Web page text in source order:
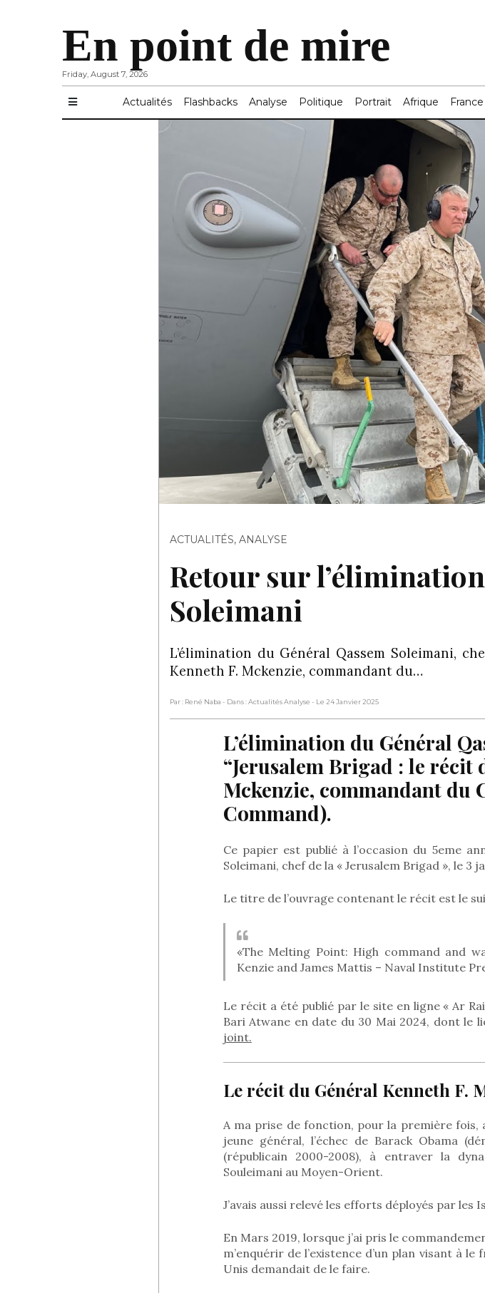
Friday, August 7, 2026
En point de mire
Actualités Flashbacks Analyse Politique Portrait Afrique France
ACTUALITÉS, ANALYSE
Retour sur
Soleimani
L’élimination du Général Qassem Soleimani,
Kenneth F. Mckenzie, commandant du…
Par : René Naba - Dans : Actualités Analyse - Le 24 Janvier 2025
L’élimination du Général
“Jerusalem Brigad : le récit
Mckenzie, commandant du
Command).
Ce papier est publié à l’occasion du 5eme
Soleimani, chef de la « Jerusalem Brigad », le 3
Le titre de l’ouvrage contenant le récit est le
«The Melting Point: High command and
Kenzie and James Mattis – Naval Institute
Le récit a été publié par le site en ligne « Ar
Bari Atwane en date du 30 Mai 2024, dont le
joint.
Le récit du Général Kenneth F.
A ma prise de fonction, pour la première fois,
jeune général, l’échec de Barack Obama
(républicain 2000-2008), à entraver la
Souleimani au Moyen-Orient.
J’avais aussi relevé les efforts déployés par les
En Mars 2019, lorsque j’ai pris le
m’enquérir de l’existence d’un plan visant à
Unis demandait de le faire.